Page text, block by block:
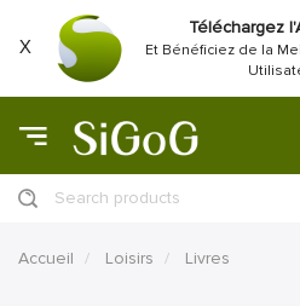
X
Téléchargez
Et Bénéficiez de la
Search products
Accueil Loisirs Livres